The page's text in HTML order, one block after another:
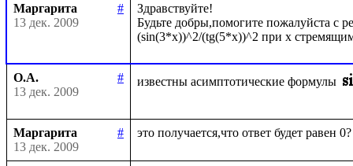
Маргарита
#
13 дек. 2009
Здравствуйте!
Будьте добры,помогите пожалуйста с
О.А.
#
13 дек. 2009
известны асимптотические формулы
Маргарита
#
13 дек. 2009